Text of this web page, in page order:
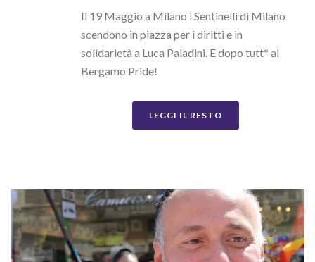
Il 19 Maggio a Milano i Sentinelli di Milano
scendono in piazza per i diritti e in
solidarietà a Luca Paladini. E dopo tutt* al
Bergamo Pride!
LEGGI IL RESTO